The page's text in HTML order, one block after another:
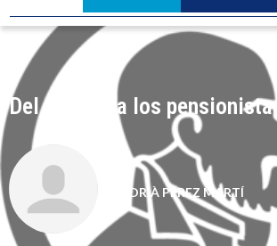
Del copago a los pensionistas
ADRIÀ PÉREZ MARTÍ